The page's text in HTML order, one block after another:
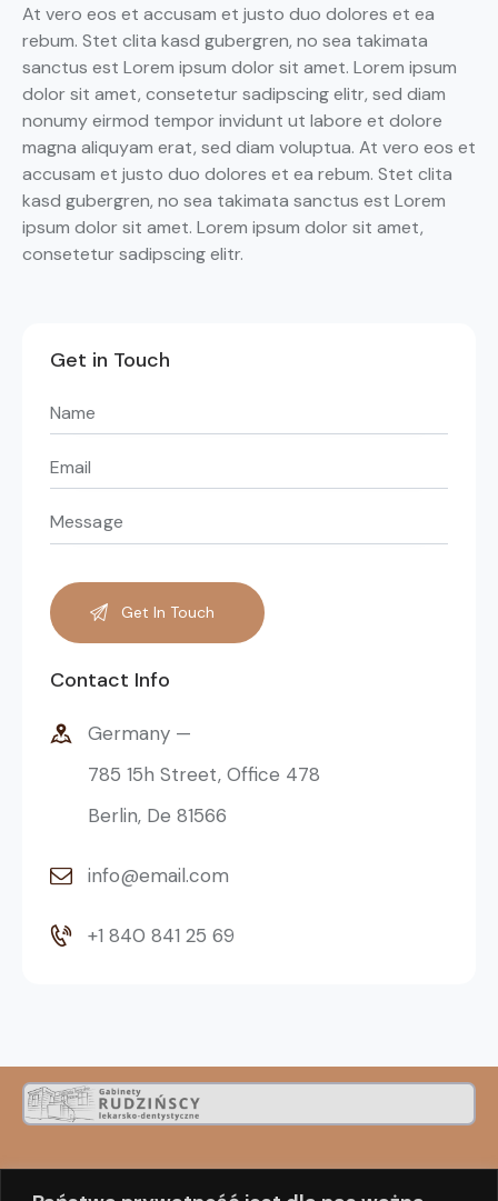
At vero eos et accusam et justo duo dolores et ea
rebum. Stet clita kasd gubergren, no sea takimata
sanctus est Lorem ipsum dolor sit amet. Lorem ipsum
dolor sit amet, consetetur sadipscing elitr, sed diam
nonumy eirmod tempor invidunt ut labore et dolore
magna aliquyam erat, sed diam voluptua. At vero eos et
accusam et justo duo dolores et ea rebum. Stet clita
kasd gubergren, no sea takimata sanctus est Lorem
ipsum dolor sit amet. Lorem ipsum dolor sit amet,
consetetur sadipscing elitr.
Get in Touch
Contact Info
Germany —
785 15h Street, Office 478
Berlin, De 81566
info@email.com
+1 840 841 25 69